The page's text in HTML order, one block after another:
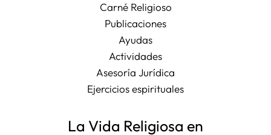
Carné Religioso
Publicaciones
Ayudas
Actividades
Asesoría Jurídica
Ejercicios espirituales
La Vida Religiosa en